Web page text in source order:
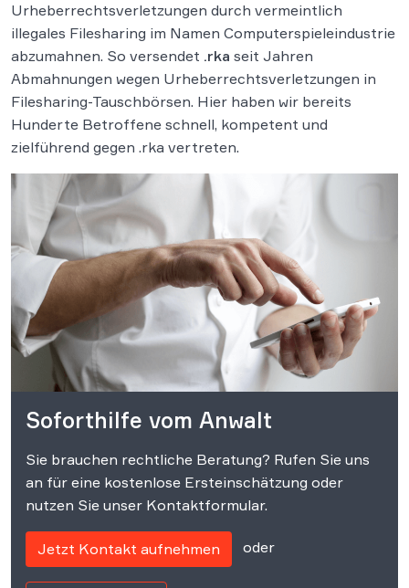
Urheberrechtsverletzungen durch vermeintlich
illegales Filesharing im Namen Computerspieleindustrie
abzumahnen. So versendet .rka seit Jahren
Abmahnungen wegen Urheberrechtsverletzungen in
Filesharing-Tauschbörsen. Hier haben wir bereits
Hunderte Betroffene schnell, kompetent und
zielführend gegen .rka vertreten.
Soforthilfe vom Anwalt
Sie brauchen rechtliche Beratung? Rufen Sie uns
an für eine kostenlose Ersteinschätzung oder
nutzen Sie unser Kontaktformular.
Jetzt Kontakt aufnehmen oder